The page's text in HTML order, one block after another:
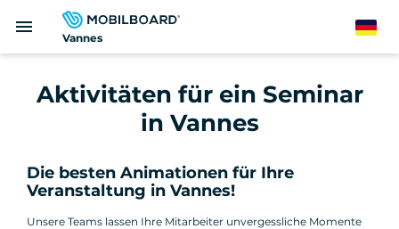
zum
Vannes
menu German
Aktivitäten für ein Seminar
in Vannes
Die besten Animationen für Ihre
Veranstaltung in Vannes!
Unsere Teams lassen Ihre Mitarbeiter unvergessliche Momente